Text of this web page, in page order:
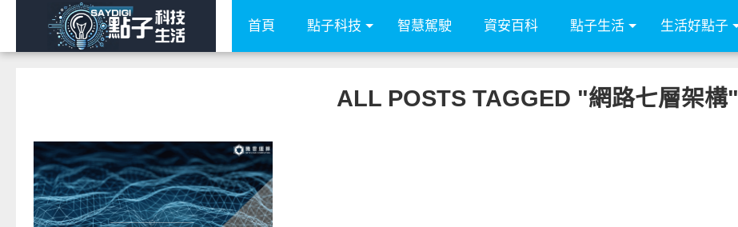
首頁 點子科技 智慧駕駛 資安百科 點子生活 生活好點子
ALL POSTS TAGGED "網路七層架構"
READ
MORE